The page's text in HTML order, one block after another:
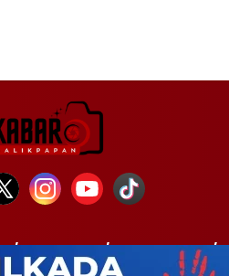
KRIMINAL PENDIDIKAN